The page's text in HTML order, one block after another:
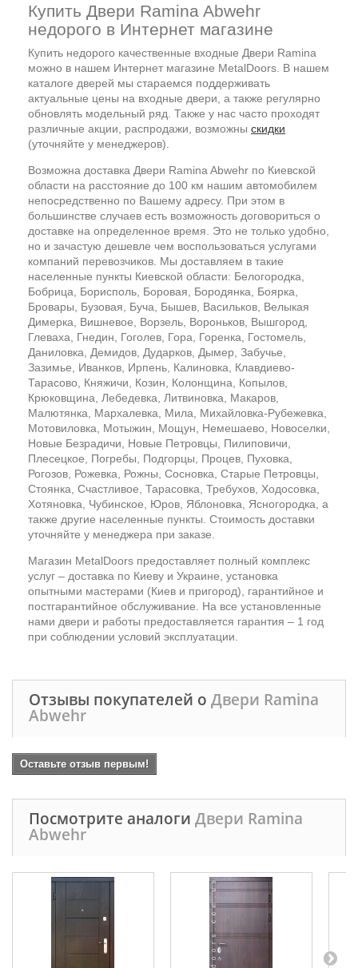
Купить Двери Ramina Abwehr
недорого в Интернет магазине
Купить недорого качественные входные Двери Ramina
можно в нашем Интернет магазине MetalDoors. В нашем
каталоге дверей мы стараемся поддерживать
актуальные цены на входные двери, а также регулярно
обновлять модельный ряд. Также у нас часто проходят
различные акции, распродажи, возможны скидки
(уточняйте у менеджеров).
Возможна доставка Двери Ramina Abwehr по Киевской
области на расстояние до 100 км нашим автомобилем
непосредственно по Вашему адресу. При этом в
большинстве случаев есть возможность договориться о
доставке на определенное время. Это не только удобно,
но и зачастую дешевле чем воспользоваться услугами
компаний перевозчиков. Мы доставляем в такие
населенные пункты Киевской области: Белогородка,
Бобрица, Борисполь, Боровая, Бородянка, Боярка,
Бровары, Бузовая, Буча, Бышев, Васильков, Велыкая
Димерка, Вишневое, Ворзель, Вороньков, Вышгород,
Глеваха, Гнедин, Гоголев, Гора, Горенка, Гостомель,
Даниловка, Демидов, Дударков, Дымер, Забучье,
Зазимье, Иванков, Ирпень, Калиновка, Клавдиево-
Тарасово, Княжичи, Козин, Колонщина, Копылов,
Крюковщина, Лебедевка, Литвиновка, Макаров,
Малютянка, Мархалевка, Мила, Михайловка-Рубежевка,
Мотовиловка, Мотыжин, Мощун, Немешаево, Новоселки,
Новые Безрадичи, Новые Петровцы, Пилиповичи,
Плесецкое, Погребы, Подгорцы, Процев, Пуховка,
Рогозов, Рожевка, Рожны, Сосновка, Старые Петровцы,
Стоянка, Счастливое, Тарасовка, Требухов, Ходосовка,
Хотяновка, Чубинское, Юров, Яблоновка, Ясногородка, а
также другие населенные пункты. Стоимость доставки
уточняйте у менеджера при заказе.
Магазин MetalDoors предоставляет полный комплекс
услуг – доставка по Киеву и Украине, установка
опытными мастерами (Киев и пригород), гарантийное и
постгарантийное обслуживание. На все установленные
нами двери и работы предоставляется гарантия – 1 год
при соблюдении условий эксплуатации.
Отзывы покупателей о Двери Ramina
Abwehr
Оставьте отзыв первым!
Посмотрите аналоги Двери Ramina
Abwehr